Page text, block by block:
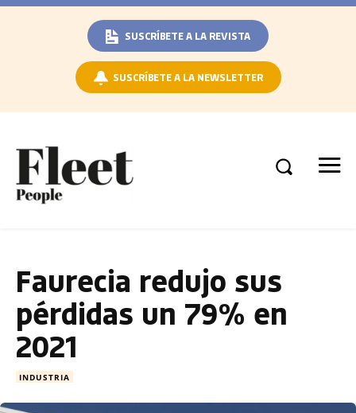
SUSCRÍBETE A LA REVISTA
SUSCRÍBETE A LA NEWSLETTER
Faurecia redujo sus
pérdidas un 79% en
2021
INDUSTRIA